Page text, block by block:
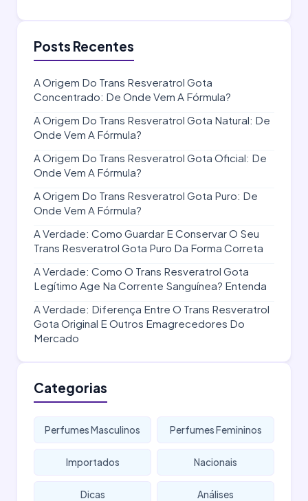
Posts Recentes
A Origem Do Trans Resveratrol Gota
Concentrado: De Onde Vem A Fórmula?
A Origem Do Trans Resveratrol Gota Natural: De
Onde Vem A Fórmula?
A Origem Do Trans Resveratrol Gota Oficial: De
Onde Vem A Fórmula?
A Origem Do Trans Resveratrol Gota Puro: De
Onde Vem A Fórmula?
A Verdade: Como Guardar E Conservar O Seu
Trans Resveratrol Gota Puro Da Forma Correta
A Verdade: Como O Trans Resveratrol Gota
Legítimo Age Na Corrente Sanguínea? Entenda
A Verdade: Diferença Entre O Trans Resveratrol
Gota Original E Outros Emagrecedores Do
Mercado
Categorias
Perfumes Masculinos Perfumes Femininos
Importados Nacionais
Dicas Análises